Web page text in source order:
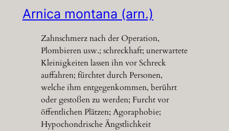
Arnica montana (arn.)
Zahnschmerz nach der Operation,
Plombieren usw.; schreckhaft; unerwartete
Kleinigkeiten lassen ihn vor Schreck
auffahren; fürchtet durch Personen,
welche ihm entgegenkommen, berührt
oder gestoßen zu werden; Furcht vor
öffentlichen Plätzen; Agoraphobie;
Hypochondrische Ängstlichkeit